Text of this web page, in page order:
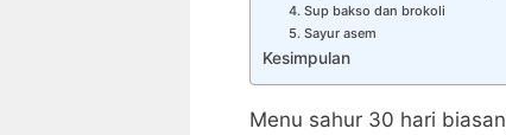
4. Sup bakso dan brokoli
5. Sayur asem
Kesimpulan
Menu sahur 30 hari